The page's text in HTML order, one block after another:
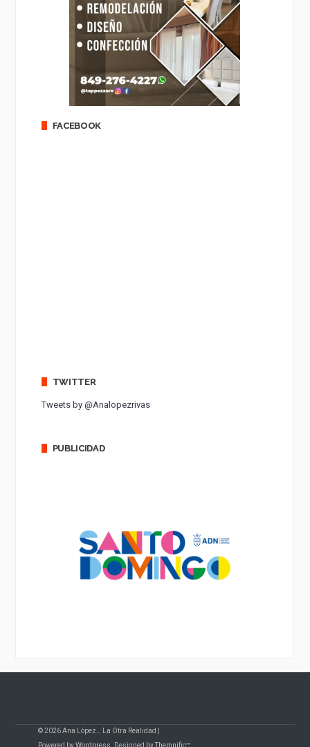
FACEBOOK
TWITTER
Tweets by @Analopezrivas
PUBLICIDAD
© 2026 Ana López… La Otra Realidad |
Powered byWordpress . Designed byThemnific™